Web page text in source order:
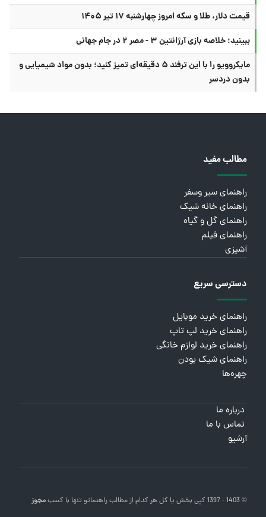
قیمت دلار، طلا و سکه امروز چهارشنبه ۱۷ تیر ۱۴۰۵
ببینید؛ خلاصه بازی آرژانتین ۳ - مصر ۲ در جام جهانی
مایکروویو را با این ترفند ۵ دقیقه‌ای تمیز کنید؛ بدون مواد شیمیایی و
بدون دردسر
مطالب مفید
راهنمای سیر وسفر
راهنمای خانه شیک
راهنمای گل و گیاه
راهنمای فیلم
آشپزی
دسترسی سریع
راهنمای خرید موبایل
راهنمای خرید لپ تاپ
راهنمای خرید لوازم خانگی
راهنمای شیک بودن
چهره‌ها
درباره ما
تماس با ما
آرشیو
© 1403 - 1397 کپی بخش یا کل هر کدام از مطالب راهنماتو تنها با کسبمجوز